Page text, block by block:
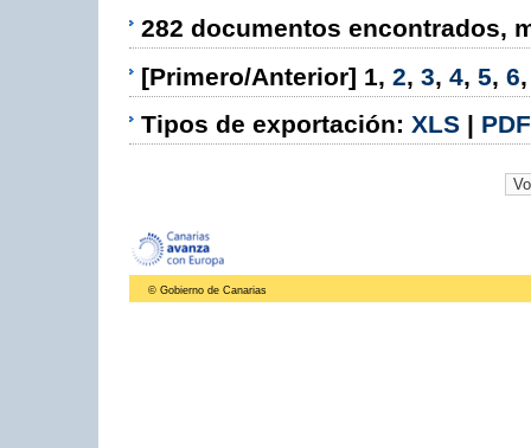
282 documentos encontrados,
[Primero/Anterior] 1, 2, 3, 4, 5, 6
Tipos de exportación: XLS | PDF
© Gobierno de Canarias